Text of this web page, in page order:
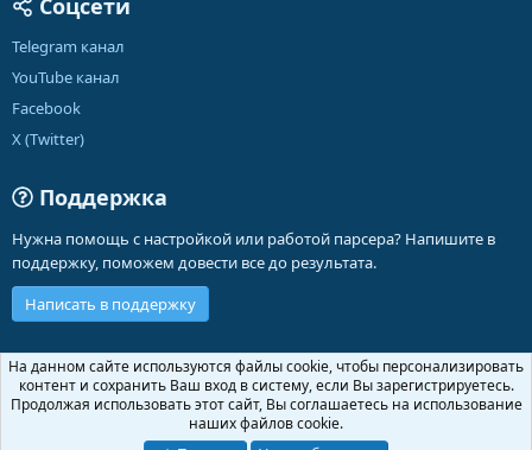
Соцсети
Telegram канал
YouTube канал
Facebook
X (Twitter)
Поддержка
Нужна помощь с настройкой или работой парсера? Напишите в
поддержку, поможем довести все до результата.
Написать в поддержку
Russian (RU)
Обратная связь
Условия и правила
Политика конфиденциальности
Помощь
На данном сайте используются файлы cookie, чтобы персонализировать
контент и сохранить Ваш вход в систему, если Вы зарегистрируетесь.
Продолжая использовать этот сайт, Вы соглашаетесь на использование
наших файлов cookie.